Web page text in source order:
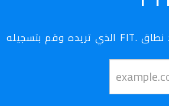
نطاق ..FIT الخاص بك أصبح في متناول اليد - استخدم أداة البحث الخاصة بنا لتجد نطاق .FIT الذي تريده وقم بتسجيله